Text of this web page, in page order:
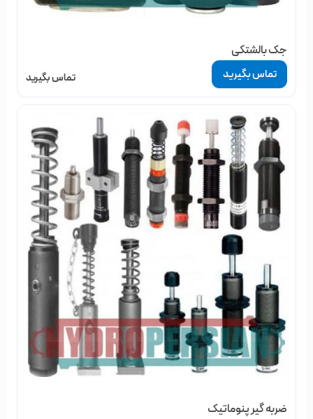
جک بالشتکی
تماس بگیرید تماس بگیرید
ضربه گیر پنوماتیک